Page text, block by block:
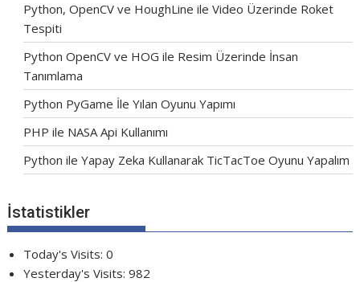
Python, OpenCV ve HoughLine ile Video Üzerinde Roket
Tespiti
Python OpenCV ve HOG ile Resim Üzerinde İnsan
Tanımlama
Python PyGame İle Yılan Oyunu Yapımı
PHP ile NASA Api Kullanımı
Python ile Yapay Zeka Kullanarak TicTacToe Oyunu Yapalım
İstatistikler
Today's Visits:0
Yesterday's Visits:982